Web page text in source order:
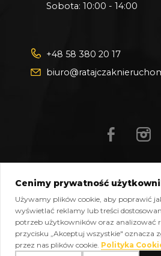
Sobota: 10:00 - 14:00
+48 58 380 20 17
Polityka cookies
Copyright © 2026 Ratajczak
Reserved, Powered by
Cenimy prywatność
Używamy plików cookie, aby poprawić
wyświetlać reklamy lub treści
potrzeb użytkowników oraz analizować
przycisku „Akceptuj wszystkie" oznacza
przez nas plików cookie. Polityka